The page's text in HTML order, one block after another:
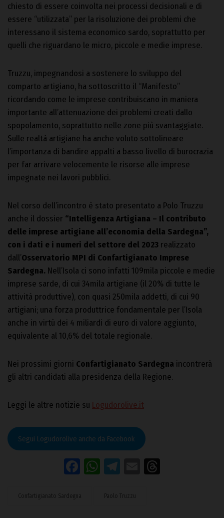
chiesto di essere coinvolta nei processi decisionali e di
essere “utilizzata” per la risoluzione dei problemi che
interessano il sistema economico sardo, soprattutto per
quelli che riguardano le micro, piccole e medie imprese.
Truzzu, impegnandosi a sostenere lo sviluppo del
comparto artigiano, ha sottoscritto il “Manifesto”
ricordando come le imprese contribuiscano in maniera
importante all’attenuazione dei problemi creati dallo
spopolamento, soprattutto nelle zone più svantaggiate.
Sulle realtà artigiane ha anche voluto sottolineare
l’importanza di bandire appalti a basso livello di burocrazia
per far arrivare velocemente le risorse alle imprese
impegnate nei lavori pubblici.
Nel corso dell’incontro è stato presentato a Polo Truzzu
anche il dossier “Intelligenza Artigiana – Il contributo
delle imprese artigiane all’economia della Sardegna”,
con i dati e i numeri del settore del 2023 realizzato
dall’Osservatorio MPI di Confartigianato Imprese
Sardegna. Nell’Isola ci sono infatti 109mila piccole e medie
imprese sarde, di cui 34mila artigiane (il 20% di tutte le
attività produttive), con quasi 250mila addetti, di cui 90
artigiani; una forza produttrice fondamentale per l’Isola
anche in virtù dei 4 miliardi di euro di valore aggiunto,
equivalente al 10,6% del totale regionale.
Nei prossimi giorni Confartigianato Sardegna incontrerà
gli altri candidati alla presidenza della Regione.
Leggi le altre notizie su Logudorolive.it
Segui Logudorolive anche da Facebook
Facebook
WhatsApp
Telegram
Email
Confartigianato Sardegna Paolo Truzzu